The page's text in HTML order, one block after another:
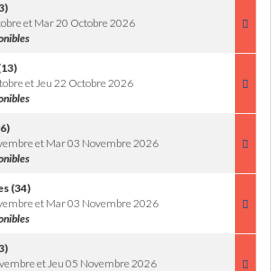
et Mar 20 Octobre 2026
et Jeu 22 Octobre 2026
et Mar 03 Novembre 2026
(34)
et Mar 03 Novembre 2026
et Jeu 05 Novembre 2026